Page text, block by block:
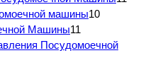
машины10
Машины11
Посудомоечной